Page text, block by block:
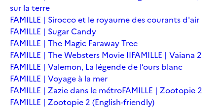
sur la terre
FAMILLE | Sirocco et le royaume des courants d'air
FAMILLE | Sugar Candy
FAMILLE | The Magic Faraway Tree
FAMILLE | The Websters Movie IIFAMILLE | Vaiana 2
FAMILLE | Valemon, La légende de l’ours blanc
FAMILLE | Voyage à la mer
FAMILLE | Zazie dans le métroFAMILLE | Zootopie 2
FAMILLE | Zootopie 2 (English-friendly)